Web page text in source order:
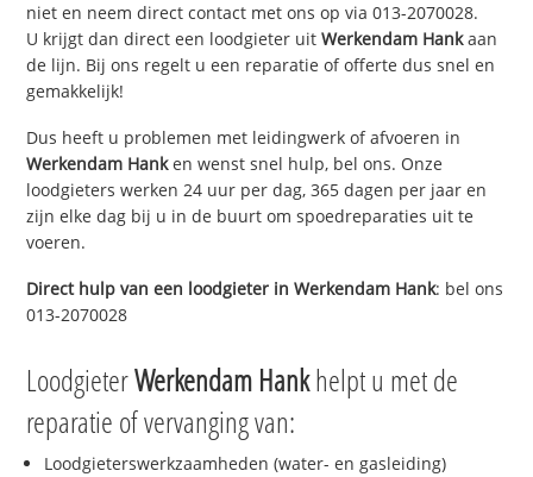
niet en neem direct contact met ons op via 013-2070028.
U krijgt dan direct een loodgieter uitWerkendam Hankaan
de lijn. Bij ons regelt u een reparatie of offerte dus snel en
gemakkelijk!
Dus heeft u problemen met leidingwerk of afvoeren in
Werkendam Hanken wenst snel hulp, bel ons. Onze
loodgieters werken 24 uur per dag, 365 dagen per jaar en
zijn elke dag bij u in de buurt om spoedreparaties uit te
voeren.
Direct hulp van een loodgieter inWerkendam Hank: bel ons
013-2070028
LoodgieterWerkendam Hankhelpt u met de
reparatie of vervanging van:
Loodgieterswerkzaamheden (water- en gasleiding)